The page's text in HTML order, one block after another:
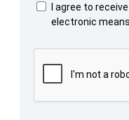
I agree to
electronic